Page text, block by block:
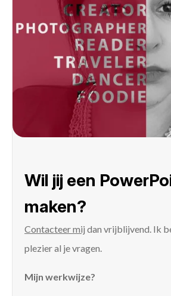
Wil jij een
maken?
Contacteer mij dan vrijblijvend. Ik
plezier al je vragen.
Mijn werkwijze?